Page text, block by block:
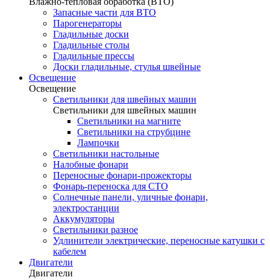
Запасные части для ВТО
Парогенераторы
Гладильные доски
Гладильные столы
Гладильные прессы
Доски гладильные, стулья швейные
Освещение
Освещение
Светильники для швейных машин
Светильники для швейных машин
Светильники на магните
Светильники на струбцине
Лампочки
Светильники настольные
Налобные фонари
Переносные фонари-прожекторы
Фонарь-переноска для СТО
Солнечные панели, уличные фонари,
электростанции
Аккумуляторы
Светильники разное
Удлинители электрические, переносные катушки с
кабелем
Двигатели
Двигатели